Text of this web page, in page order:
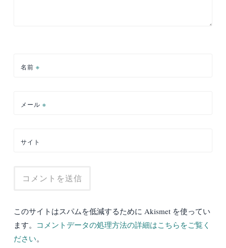
名前 ※
メール ※
サイト
このサイトはスパムを低減するために Akismet を使ってい
ます。 コメントデータの処理方法の詳細はこちらをご覧く
ださい。